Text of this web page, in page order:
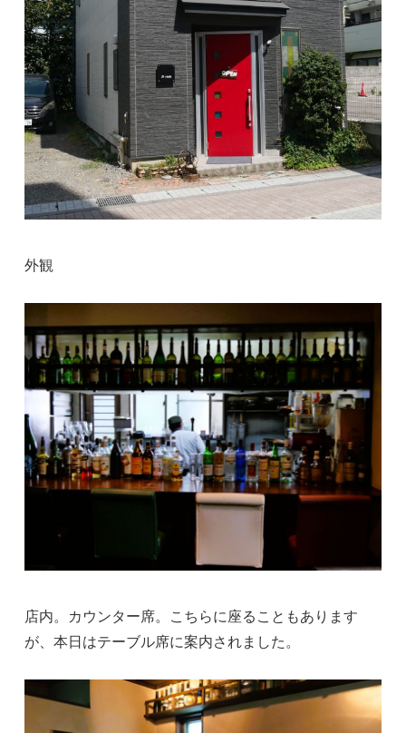
外観
店内。カウンター席。こちらに座ることもあります
が、本日はテーブル席に案内されました。